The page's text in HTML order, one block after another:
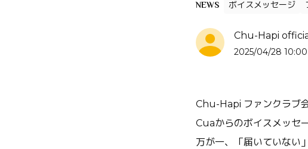
NEWS ボイスメッセージ
Chu-Hapi
2025/04/28 10:00
Chu-Hapi ファンクラブ
Cuaからのボイスメッセ
万が一、「届いていない